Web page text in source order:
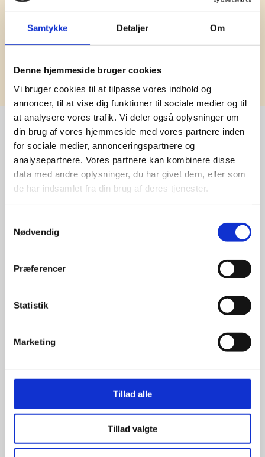
Samtykke Detaljer Om
Denne hjemmeside bruger cookies
Vi bruger cookies til at tilpasse vores indhold og
annoncer, til at vise dig funktioner til sociale medier og til
at analysere vores trafik. Vi deler også oplysninger om
din brug af vores hjemmeside med vores partnere inden
for sociale medier, annonceringspartnere og
analysepartnere. Vores partnere kan kombinere disse
data med andre oplysninger, du har givet dem, eller som
de har indsamlet fra din brug af deres tjenester.
Nødvendig
Præferencer
Statistik
Marketing
Tillad alle
Tillad valgte
Tilmeld
Stærke
leverandører
giver større
For at sikre høj kvalitet og stor
Kun et lille udvalg vises på
Produkterne på hjemmesiden er